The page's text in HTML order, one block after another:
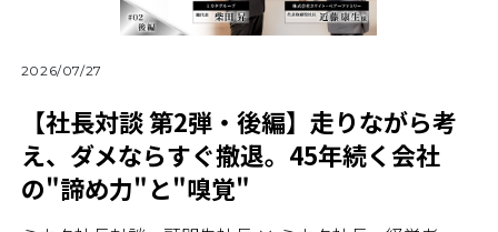
2026/07/27
【社長対談 第2弾・後編】走りながら考
え、ダメならすぐ撤退。45年続く会社
の"諦め力"と"嗅覚"